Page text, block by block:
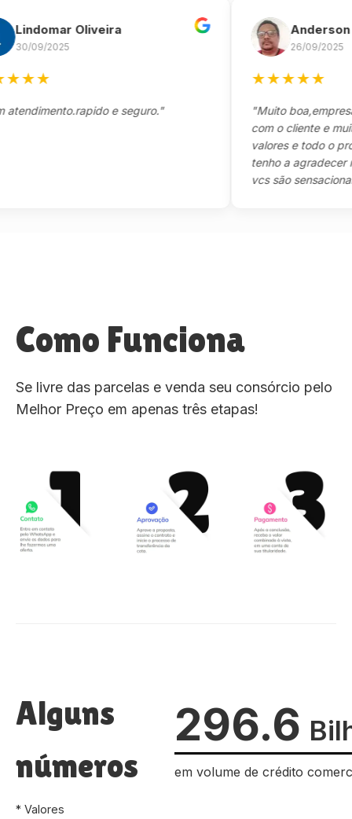
Oliveira
2025
★
e seguro."
Anderson
26/09/2025
★★★
"Muito boa,empresa
com o cliente e muito
valores e todo o
tenho a agradecer
vcs são sensacional."
Como Funciona
Se livre das parcelas e venda seu consórcio pelo
Melhor Preço em apenas três etapas!
Alguns
números
* Valores
296.6
em volume de crédito